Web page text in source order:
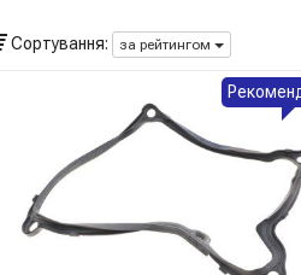
Сортування: за рейтингом